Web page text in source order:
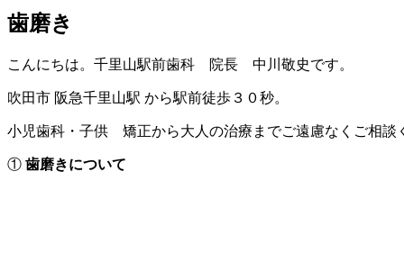
歯磨き
こんにちは。千里山駅前歯科 院長 中川敬史です。
吹田市 阪急千里山駅 から駅前徒歩３０秒。
小児歯科・子供 矯正から大人の治療までご遠慮なくご相談
① 歯磨きについて